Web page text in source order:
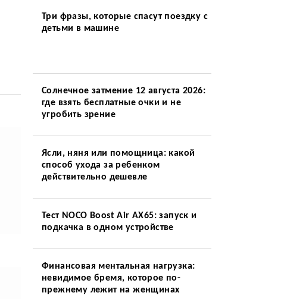
Три фразы, которые спасут поездку с
детьми в машине
Солнечное затмение 12 августа 2026:
где взять бесплатные очки и не
угробить зрение
Ясли, няня или помощница: какой
способ ухода за ребенком
действительно дешевле
Тест NOCO Boost Air AX65: запуск и
подкачка в одном устройстве
Финансовая ментальная нагрузка:
невидимое бремя, которое по-
прежнему лежит на женщинах